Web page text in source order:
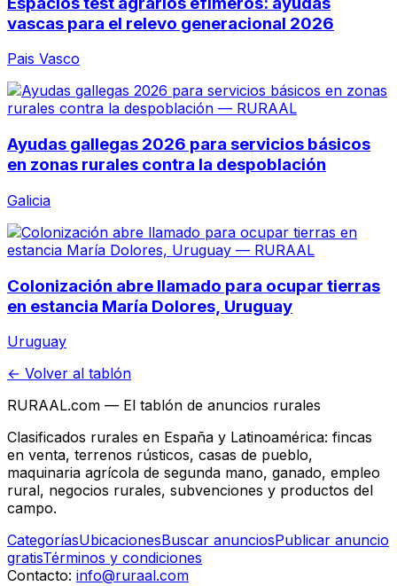
vascas para el relevo generacional 2026
Pais Vasco
Ayudas gallegas 2026 para servicios básicos
en zonas rurales contra la despoblación
Galicia
Colonización abre llamado para ocupar tierras
en estancia María Dolores, Uruguay
Uruguay
← Volver al tablón
RURAAL.com — El tablón de anuncios rurales
Clasificados rurales en España y Latinoamérica: fincas
en venta, terrenos rústicos, casas de pueblo,
maquinaria agrícola de segunda mano, ganado, empleo
rural, negocios rurales, subvenciones y productos del
campo.
CategoríasUbicacionesBuscar anunciosPublicar anuncio
gratisTérminos y condiciones
Contacto: info@ruraal.com